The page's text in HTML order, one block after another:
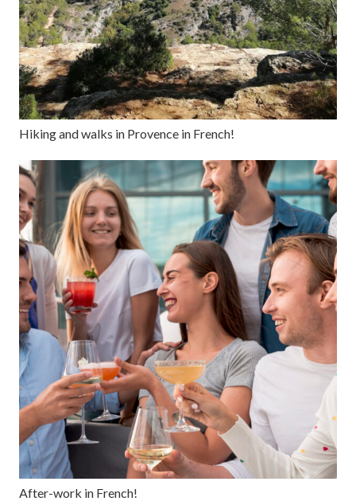
Hiking and walks in Provence in French!
After-work in French!